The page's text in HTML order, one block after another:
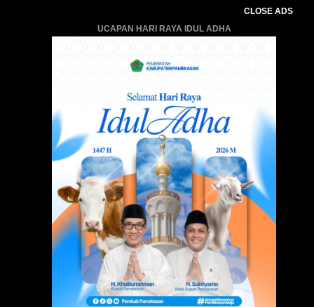
CLOSE ADS
UCAPAN HARI RAYA IDUL ADHA